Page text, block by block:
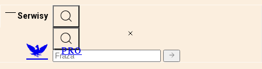
Serwisy
PRO